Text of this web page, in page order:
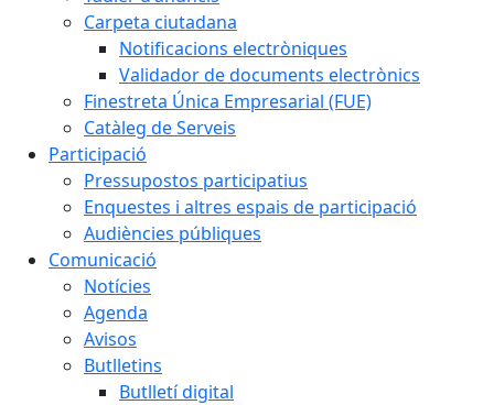
Carpeta ciutadana
Notificacions electròniques
Validador de documents electrònics
Finestreta Única Empresarial (FUE)
Catàleg de Serveis
Participació
Pressupostos participatius
Enquestes i altres espais de participació
Audiències públiques
Comunicació
Notícies
Agenda
Avisos
Butlletins
Butlletí digital